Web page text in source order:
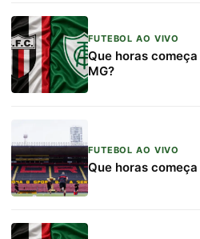
FUTEBOL AO VIVO
Que horas
MG?
FUTEBOL AO VIVO
Que horas